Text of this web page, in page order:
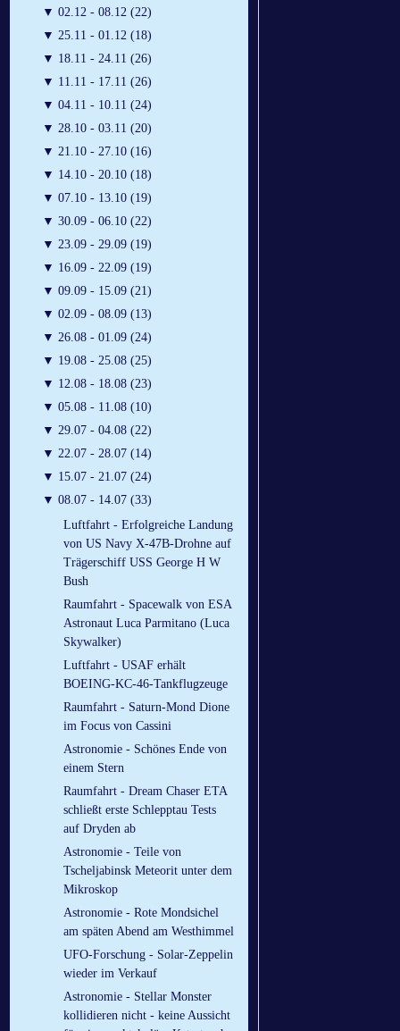
▼ 02.12 - 08.12 (22)
▼ 25.11 - 01.12 (18)
▼ 18.11 - 24.11 (26)
▼ 11.11 - 17.11 (26)
▼ 04.11 - 10.11 (24)
▼ 28.10 - 03.11 (20)
▼ 21.10 - 27.10 (16)
▼ 14.10 - 20.10 (18)
▼ 07.10 - 13.10 (19)
▼ 30.09 - 06.10 (22)
▼ 23.09 - 29.09 (19)
▼ 16.09 - 22.09 (19)
▼ 09.09 - 15.09 (21)
▼ 02.09 - 08.09 (13)
▼ 26.08 - 01.09 (24)
▼ 19.08 - 25.08 (25)
▼ 12.08 - 18.08 (23)
▼ 05.08 - 11.08 (10)
▼ 29.07 - 04.08 (22)
▼ 22.07 - 28.07 (14)
▼ 15.07 - 21.07 (24)
▼ 08.07 - 14.07 (33)
Luftfahrt - Erfolgreiche Landung
von US Navy X-47B-Drohne auf
Trägerschiff USS George H W
Bush
Raumfahrt - Spacewalk von ESA
Astronaut Luca Parmitano (Luca
Skywalker)
Luftfahrt - USAF erhält
BOEING-KC-46-Tankflugzeuge
Raumfahrt - Saturn-Mond Dione
im Focus von Cassini
Astronomie - Schönes Ende von
einem Stern
Raumfahrt - Dream Chaser ETA
schließt erste Schlepptau Tests
auf Dryden ab
Astronomie - Teile von
Tscheljabinsk Meteorit unter dem
Mikroskop
Astronomie - Rote Mondsichel
am späten Abend am Westhimmel
UFO-Forschung - Solar-Zeppelin
wieder im Verkauf
Astronomie - Stellar Monster
kollidieren nicht - keine Aussicht